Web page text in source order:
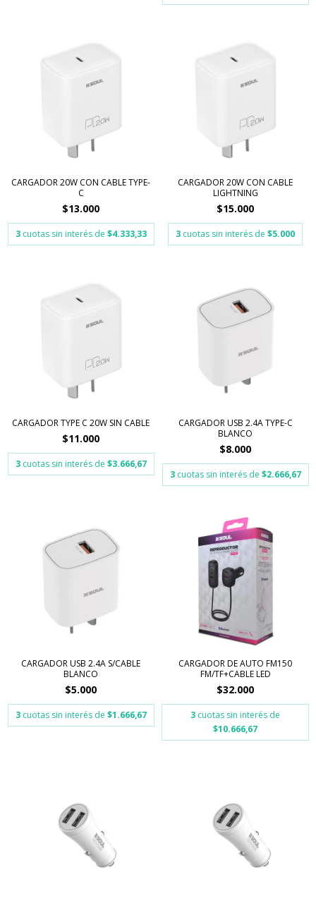
CARGADOR 20W CON CABLE TYPE-
C
$13.000
3 cuotas sin interés de $4.333,33
CARGADOR 20W CON CABLE
LIGHTNING
$15.000
3 cuotas sin interés de $5.000
CARGADOR TYPE C 20W SIN CABLE
$11.000
3 cuotas sin interés de $3.666,67
CARGADOR USB 2.4A TYPE-C
BLANCO
$8.000
3 cuotas sin interés de $2.666,67
CARGADOR USB 2.4A S/CABLE
BLANCO
$5.000
3 cuotas sin interés de $1.666,67
CARGADOR DE AUTO FM150
FM/TF+CABLE LED
$32.000
3 cuotas sin interés de
$10.666,67